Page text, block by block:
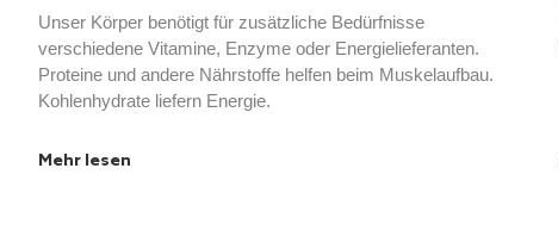
Unser Körper benötigt für zusätzliche Bedürfnisse
verschiedene Vitamine, Enzyme oder Energielieferanten.
Proteine ​​und andere Nährstoffe helfen beim Muskelaufbau.
Kohlenhydrate liefern Energie.
Mehr lesen